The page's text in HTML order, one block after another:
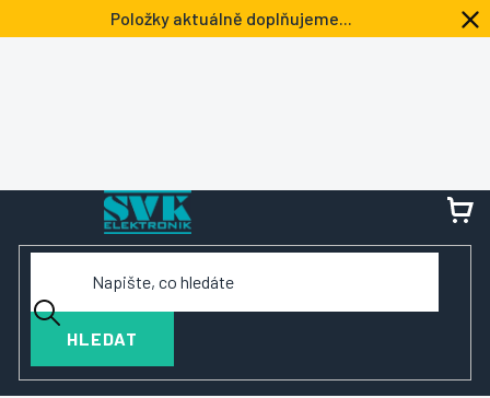
na
Položky aktuálně doplňujeme...
HLEDAT